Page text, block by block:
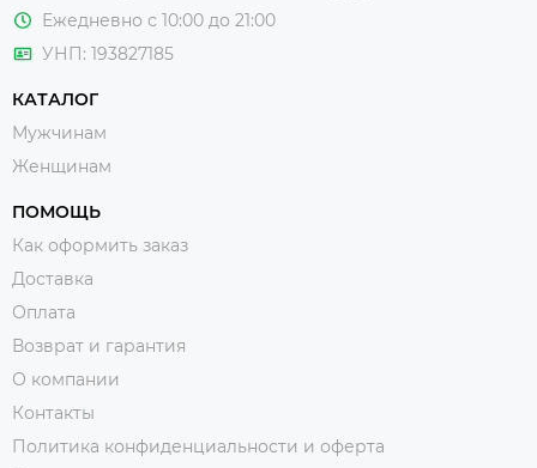
Ежедневно с 10:00 до 21:00
УНП: 193827185
КАТАЛОГ
Мужчинам
Женщинам
ПОМОЩЬ
Как оформить заказ
Доставка
Оплата
Возврат и гарантия
О компании
Контакты
Политика конфиденциальности и оферта